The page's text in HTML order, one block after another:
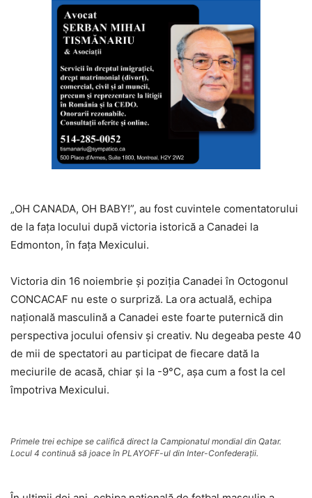
„OH CANADA, OH BABY!”, au fost cuvintele comentatorului
de la fața locului după victoria istorică a Canadei la
Edmonton, în fața Mexicului.
Victoria din 16 noiembrie și poziția Canadei în Octogonul
CONCACAF nu este o surpriză. La ora actuală, echipa
națională masculină a Canadei este foarte puternică din
perspectiva jocului ofensiv și creativ. Nu degeaba peste 40
de mii de spectatori au participat de fiecare dată la
meciurile de acasă, chiar și la -9°C, așa cum a fost la cel
împotriva Mexicului.
Primele trei echipe se califică direct la Campionatul mondial din Qatar.
Locul 4 continuă să joace în PLAYOFF-ul din Inter-Confederații.